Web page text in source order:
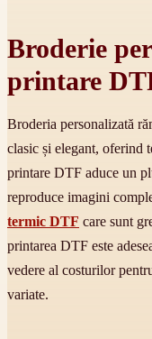
Broderie
printare
Broderia personalizată
clasic și elegant, oferind
printare DTF aduce un
reproduce imagini
termic DTF care sunt
printarea DTF este
vedere al costurilor
variate.